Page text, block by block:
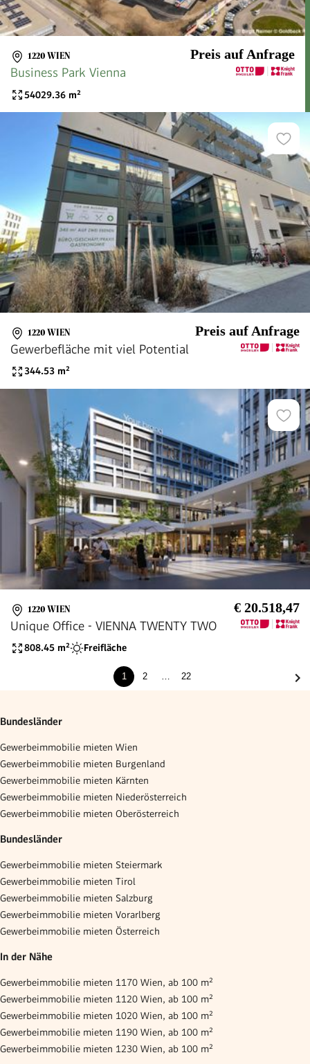
1220 WIEN Preis auf Anfrage
Business Park Vienna
54029.36 m²
1220 WIEN Preis auf Anfrage
Gewerbefläche mit viel Potential
344.53 m²
1220 WIEN € 20.518,47
Unique Office - VIENNA TWENTY TWO
808.45 m² Freifläche
1 2 22
Bundesländer
Gewerbeimmobilie mieten Wien
Gewerbeimmobilie mieten Burgenland
Gewerbeimmobilie mieten Kärnten
Gewerbeimmobilie mieten Niederösterreich
Gewerbeimmobilie mieten Oberösterreich
Bundesländer
Gewerbeimmobilie mieten Steiermark
Gewerbeimmobilie mieten Tirol
Gewerbeimmobilie mieten Salzburg
Gewerbeimmobilie mieten Vorarlberg
Gewerbeimmobilie mieten Österreich
In der Nähe
Gewerbeimmobilie mieten 1170 Wien, ab 100 m²
Gewerbeimmobilie mieten 1120 Wien, ab 100 m²
Gewerbeimmobilie mieten 1020 Wien, ab 100 m²
Gewerbeimmobilie mieten 1190 Wien, ab 100 m²
Gewerbeimmobilie mieten 1230 Wien, ab 100 m²